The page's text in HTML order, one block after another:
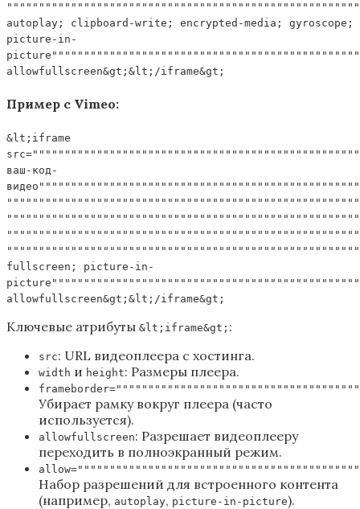
autoplay; clipboard-write; encrypted-media; gyroscope;
picture-in-
allowfullscreen&gt;&lt;/iframe&gt;
Пример с Vimeo:
&lt;iframe
ваш-код-
fullscreen; picture-in-
allowfullscreen&gt;&lt;/iframe&gt;
Ключевые атрибуты &lt;iframe&gt; :
src: URL видеоплеера с хостинга.
width и height: Размеры плеера.
Убирает рамку вокруг плеера (часто
используется).
allowfullscreen: Разрешает видеоплееру
переходить в полноэкранный режим.
Набор разрешений для встроенного контента
(например, autoplay, picture-in-picture).